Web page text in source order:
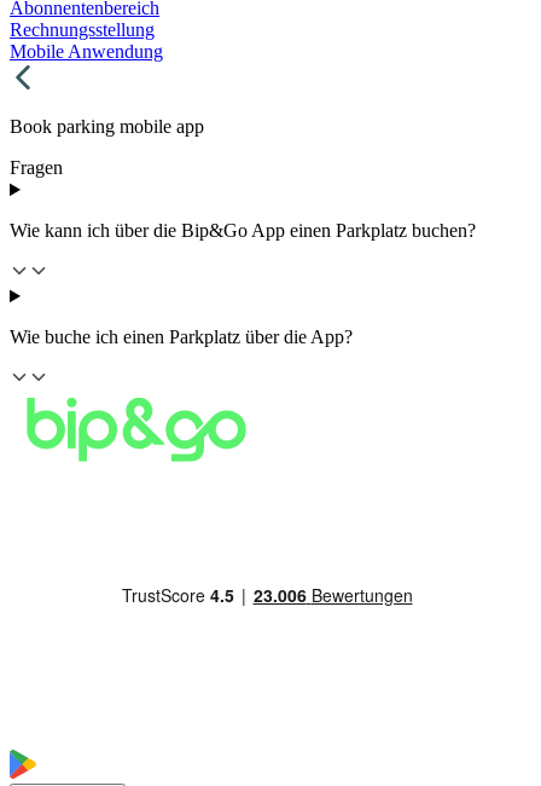
Abonnentenbereich
Rechnungsstellung
Mobile Anwendung
Book parking mobile app
Fragen
Wie kann ich über die Bip&Go App einen Parkplatz buchen?
Wie buche ich einen Parkplatz über die App?